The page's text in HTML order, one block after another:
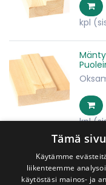
kpl
kpl
Tämä
Käytämme
liikenteemme
käytöstäsi mainos- ja